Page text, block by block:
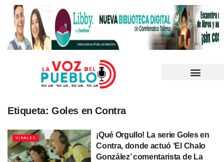
Etiqueta: Goles en Contra
VIRALES
¡Qué Orgullo! La serie Goles en
Contra, donde actuó ‘El Chalo
González’ comentarista de La